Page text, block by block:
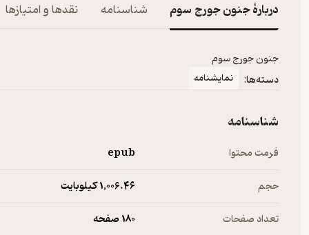
دربارۀ جنون جورج سوم شناسنامه نقدها و امتیازها
جنون جورج سوم
دسته‌ها: نمایشنامه
شناسنامه
فرمت محتوا epub
حجم 1,006.۴۶ کیلوبایت
تعداد صفحات 180 صفحه